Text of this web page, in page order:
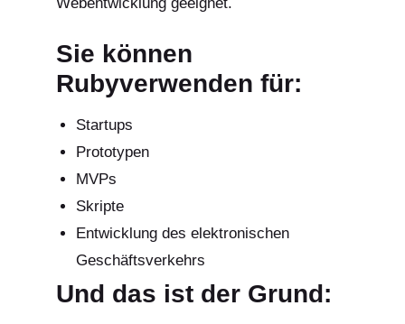
Sie können
Rubyverwenden für:
Startups
Prototypen
MVPs
Skripte
Entwicklung des elektronischen
Geschäftsverkehrs
Und das ist der Grund: